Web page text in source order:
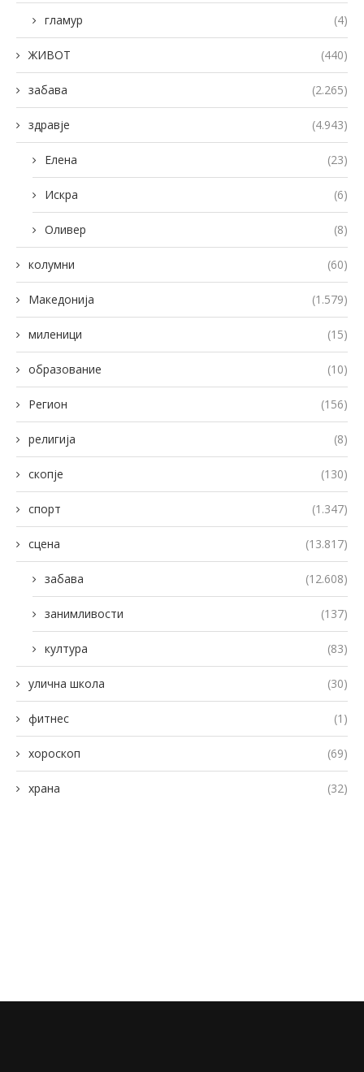
гламур (4)
ЖИВОТ (440)
забава (2.265)
здравје (4.943)
Елена (23)
Искра (6)
Оливер (8)
колумни (60)
Македонија (1.579)
миленици (15)
образование (10)
Регион (156)
религија (8)
скопје (130)
спорт (1.347)
сцена (13.817)
забава (12.608)
занимливости (137)
култура (83)
улична школа (30)
фитнес (1)
хороскоп (69)
храна (32)